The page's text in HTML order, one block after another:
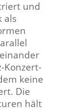
und
als
Konzert-
keine
Die
hält